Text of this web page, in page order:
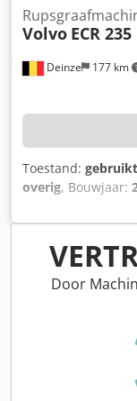
Deinze 177 km
Volvo ECR
Toestand: gebruikt
overig, Bouwjaar:
Breedte van de
E00210468 Motor:
Motorvermogen:
reikwijdte: 10,1 m
uur Vermogen:
kettingen: 800
Gebruikssporen,
Door